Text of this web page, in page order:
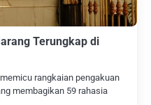
Terungkap di
rangkaian pengakuan
membagikan 59 rahasia